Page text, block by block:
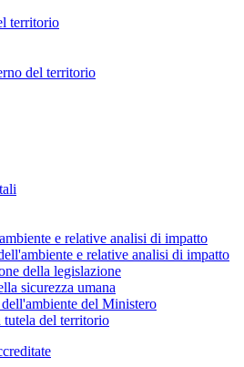
territorio
del territorio
e relative analisi di impatto
e relative analisi di impatto
della legislazione
sicurezza umana
del Ministero
del territorio